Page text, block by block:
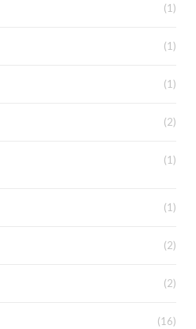
(1)
(1)
(1)
(2)
(1)
(1)
(2)
(2)
(16)